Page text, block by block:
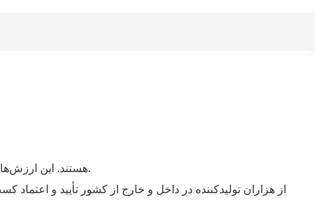
صداقت، عمل‌گرایی و کارآفرینی از ارزش‌های اصلی TEYU هستند. این ارزش‌ها باعث می‌شوند که ما همیشه در طراحی و تولید خود به کیفیت اولویت دهیم.